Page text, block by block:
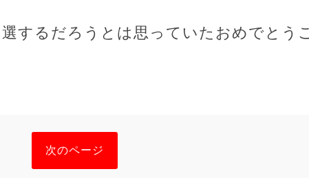
するだろうとは思っていたおめでとう
次のページ